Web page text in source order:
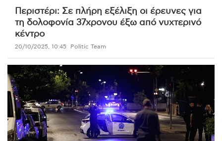
Περιστέρι: Σε πλήρη εξέλιξη οι έρευνες για
τη δολοφονία 37χρονου έξω από νυχτερινό
κέντρο
20/10/2025, 10:45 Politic Team